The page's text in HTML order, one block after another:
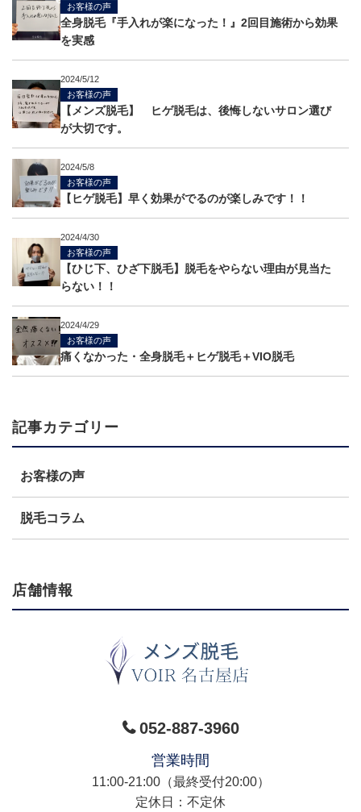
お客様の声
全身脱毛『手入れが楽になった！』2回目施術から効果
を実感
2024/5/12
お客様の声
【メンズ脱毛】 ヒゲ脱毛は、後悔しないサロン選び
が大切です。
2024/5/8
お客様の声
【ヒゲ脱毛】早く効果がでるのが楽しみです！！
2024/4/30
お客様の声
【ひじ下、ひざ下脱毛】脱毛をやらない理由が見当た
らない！！
2024/4/29
お客様の声
痛くなかった・全身脱毛＋ヒゲ脱毛＋VIO脱毛
記事カテゴリー
お客様の声
脱毛コラム
店舗情報
052-887-3960
営業時間
11:00-21:00（最終受付20:00）
定休日：不定休